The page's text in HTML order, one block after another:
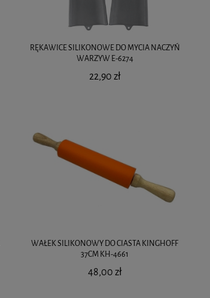
RĘKAWICE SILIKONOWE DO MYCIA NACZYŃ
WARZYW E-6274
22,90 zł
WAŁEK SILIKONOWY DO CIASTA KINGHOFF
37CM KH-4661
48,00 zł